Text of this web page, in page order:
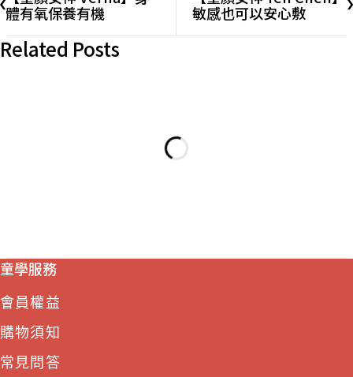
體有氧保養有機 敏感也可以安心敷
Related Posts
童學服務
會員權益
購物須知
常見問答